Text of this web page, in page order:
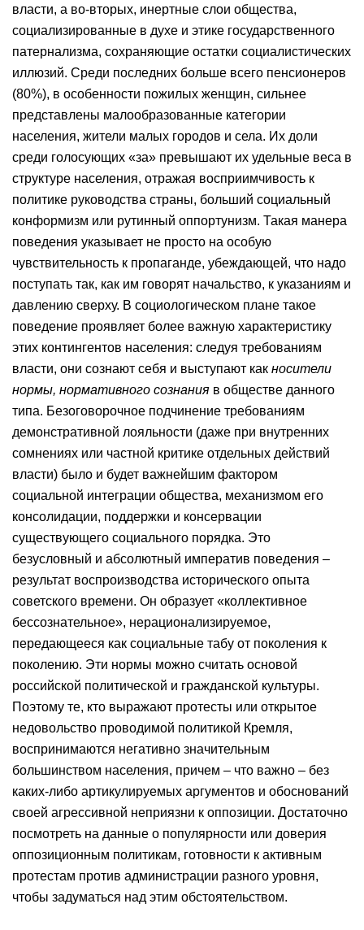
власти, а во-вторых, инертные слои общества,
социализированные в духе и этике государственного
патернализма, сохраняющие остатки социалистических
иллюзий. Среди последних больше всего пенсионеров
(80%), в особенности пожилых женщин, сильнее
представлены малообразованные категории
населения, жители малых городов и села. Их доли
среди голосующих «за» превышают их удельные веса в
структуре населения, отражая восприимчивость к
политике руководства страны, больший социальный
конформизм или рутинный оппортунизм. Такая манера
поведения указывает не просто на особую
чувствительность к пропаганде, убеждающей, что надо
поступать так, как им говорят начальство, к указаниям и
давлению сверху. В социологическом плане такое
поведение проявляет более важную характеристику
этих контингентов населения: следуя требованиям
власти, они сознают себя и выступают как носители
нормы, нормативного сознания в обществе данного
типа. Безоговорочное подчинение требованиям
демонстративной лояльности (даже при внутренних
сомнениях или частной критике отдельных действий
власти) было и будет важнейшим фактором
социальной интеграции общества, механизмом его
консолидации, поддержки и консервации
существующего социального порядка. Это
безусловный и абсолютный императив поведения –
результат воспроизводства исторического опыта
советского времени. Он образует «коллективное
бессознательное», нерационализируемое,
передающееся как социальные табу от поколения к
поколению. Эти нормы можно считать основой
российской политической и гражданской культуры.
Поэтому те, кто выражают протесты или открытое
недовольство проводимой политикой Кремля,
воспринимаются негативно значительным
большинством населения, причем – что важно – без
каких-либо артикулируемых аргументов и обоснований
своей агрессивной неприязни к оппозиции. Достаточно
посмотреть на данные о популярности или доверия
оппозиционным политикам, готовности к активным
протестам против администрации разного уровня,
чтобы задуматься над этим обстоятельством.